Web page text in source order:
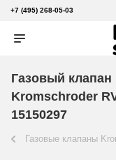
+7 (495) 268-05-03
Газовый
Kromschroder
15150297
Газовые клапаны